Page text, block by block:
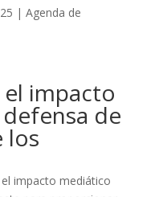
| Agenda de
impacto
de
los
impacto mediático